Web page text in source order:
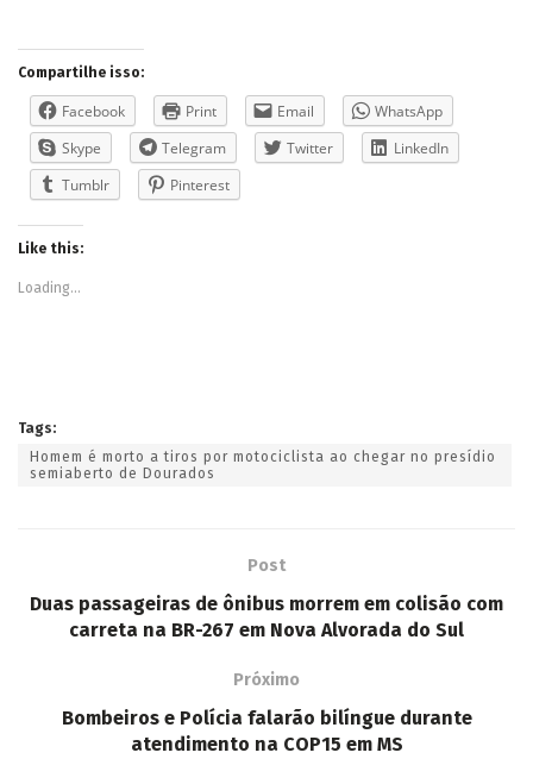
Compartilhe isso:
Facebook Print Email
WhatsApp
Skype
Telegram Twitter
LinkedIn
Tumblr
Pinterest
Like this:
Loading...
Tags:
Homem é morto a tiros por motociclista ao chegar no presídio
semiaberto de Dourados
Post
Duas passageiras de ônibus morrem em colisão com
carreta na BR-267 em Nova Alvorada do Sul
Próximo
Bombeiros e Polícia falarão bilíngue durante
atendimento na COP15 em MS